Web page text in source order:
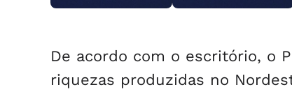
em Arapiraca
reage e consegue
De acordo com o escritório, o
riquezas produzidas no